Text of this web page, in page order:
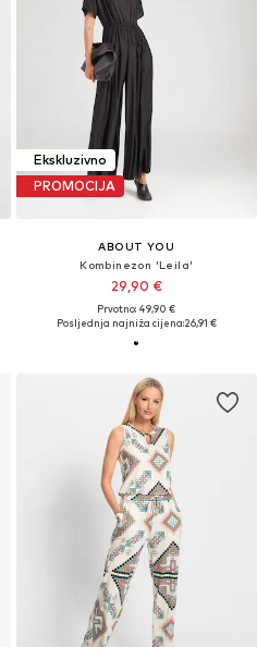
Ekskluzivno
PROMOCIJA
ABOUT YOU
Kombinezon 'Leila'
29,90 €
Prvotno: 49,90 €
Posljednja najniža cijena:26,91 €